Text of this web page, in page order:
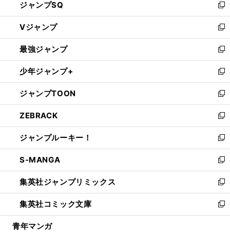
い
ウ
ィ
ン
ド
ウ
で
開
く
ジャンプSQ
新
し
い
ウ
ィ
ン
ド
ウ
で
開
く
Vジャンプ
新
し
い
ウ
ィ
ン
ド
ウ
で
開
く
最強ジャンプ
新
し
い
ウ
ィ
ン
ド
ウ
で
開
く
少年ジャンプ+
新
し
い
ウ
ィ
ン
ド
ウ
で
開
く
ジャンプTOON
新
し
い
ウ
ィ
ン
ド
ウ
で
開
く
ZEBRACK
新
し
い
ウ
ィ
ン
ド
ウ
で
開
ジャンプルーキー！
新
し
い
ウ
ィ
ン
ド
ウ
S-MANGA
新
し
い
ウ
ィ
ン
集英社ジャンプリミックス
新
し
い
ウ
集英社コミック文庫
新
し
青年マンガ